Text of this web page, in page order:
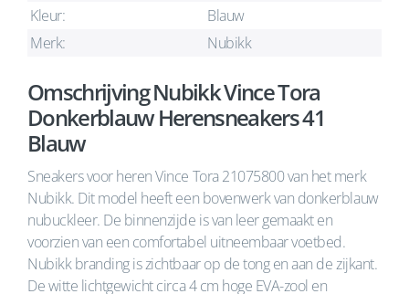
Kleur:
Blauw
Merk:
Nubikk
Omschrijving Nubikk Vince Tora
Donkerblauw Herensneakers 41
Blauw
Sneakers voor heren Vince Tora 21075800 van het merk
Nubikk. Dit model heeft een bovenwerk van donkerblauw
nubuckleer. De binnenzijde is van leer gemaakt en
voorzien van een comfortabel uitneembaar voetbed.
Nubikk branding is zichtbaar op de tong en aan de zijkant.
De witte lichtgewicht circa 4 cm hoge EVA-zool en